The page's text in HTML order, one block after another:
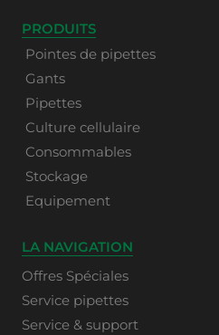
PRODUITS
Pointes de pipettes
Gants
Pipettes
Culture cellulaire
Consommables
Stockage
Equipement
LA NAVIGATION
Offres Spéciales
Service pipettes
Service & support